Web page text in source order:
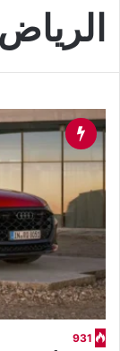
الرياض
931